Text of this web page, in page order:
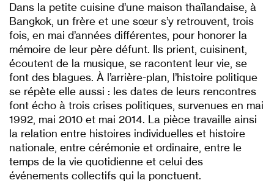
Dans la petite cuisine d’une maison thaïlandaise, à
Bangkok, un frère et une sœur s’y retrouvent, trois
fois, en mai d’années différentes, pour honorer la
mémoire de leur père défunt. Ils prient, cuisinent,
écoutent de la musique, se racontent leur vie, se
font des blagues. À l’arrière-plan, l’histoire politique
se répète elle aussi : les dates de leurs rencontres
font écho à trois crises politiques, survenues en mai
1992, mai 2010 et mai 2014. La pièce travaille ainsi
la relation entre histoires individuelles et histoire
nationale, entre cérémonie et ordinaire, entre le
temps de la vie quotidienne et celui des
événements collectifs qui la ponctuent.